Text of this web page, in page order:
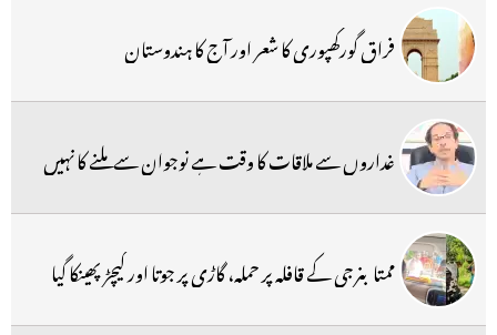
فراق گورکھپوری کا شعر اور آج کا ہندوستان
غداروں سے ملاقات کا وقت ہے نوجوان سے ملنے کا نہیں
ممتا بنرجی کے قافلہ پر حملہ، گاڑی پر جوتا اور کیچڑ پھینکا گیا